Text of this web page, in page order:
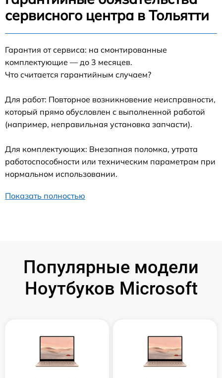
сервисного центра в Тольятти
Гарантия от сервиса: на смонтированные
комплектующие — до 3 месяцев.
Что считается гарантийным случаем?
Для работ: Повторное возникновение неисправности,
который прямо обусловлен с выполненной работой
(например, неправильная установка запчасти).
Для комплектующих: Внезапная поломка, утрата
работоспособности или техническим параметрам при
нормальном использовании.
Показать полностью
Популярные модели
Ноутбуков Microsoft